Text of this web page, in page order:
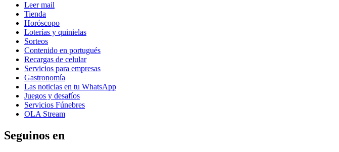
Leer mail
Tienda
Horóscopo
Loterías y quinielas
Sorteos
Contenido en portugués
Recargas de celular
Servicios para empresas
Gastronomía
Las noticias en tu WhatsApp
Juegos y desafíos
Servicios Fúnebres
OLA Stream
Seguinos en